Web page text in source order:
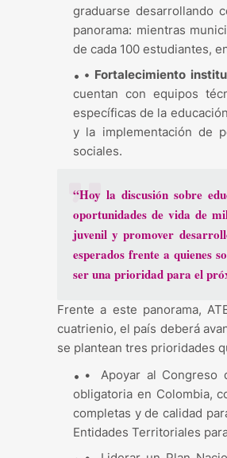
graduarse desarrollando
panorama: mientras
de cada 100 estudiantes,
• Fortalecimiento
cuentan con equipos
específicas de la
y la implementación de
sociales.
“Hoy la discusión sobre
oportunidades de vida de
juvenil y promover
esperados frente a quienes
ser una prioridad para el
Frente a este panorama,
cuatrienio, el país deberá
se plantean tres prioridades
•
Apoyar al Congreso
obligatoria en Colombia,
completas y de calidad
Entidades Territoriales